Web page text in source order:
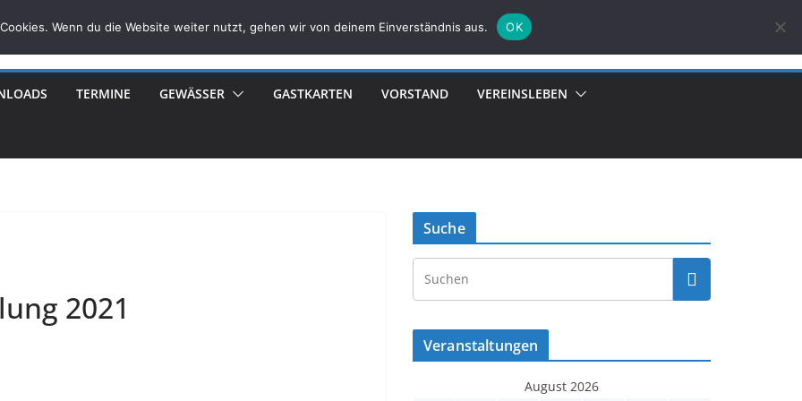
TERMINE GEWÄSSER GASTKARTEN VORSTAND VEREINSLEBEN
2021
Suche
Veranstaltungen
August 2026
Wenn du die Website weiter nutzt, gehen wir von deinem Einverständnis aus. OK